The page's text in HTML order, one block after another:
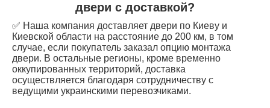
двери с доставкой?
✅ Наша компания доставляет двери по Киеву и
Киевской области на расстояние до 200 км, в том
случае, если покупатель заказал опцию монтажа
двери. В остальные регионы, кроме временно
оккупированных территорий, доставка
осуществляется благодаря сотрудничеству с
ведущими украинскими перевозчиками.